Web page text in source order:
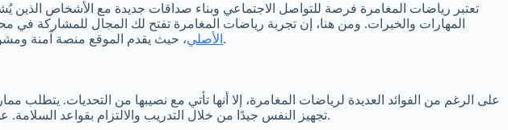
تعتبر رياضات المغامرة فرصة للتواصل الاجتماعي وبناء صداقات جديدة مع الأشخاص الذين
المهارات والخبرات. ومن هنا، إن تجربة رياضات المغامرة تفتح لك المجال للمشاركة في
1xBet الأصلي ، حيث يقدم الموقع منصة آمنة ومشوقة لزيادة شغفك بالتحديات.
على الرغم من الفوائد العديدة لرياضات المغامرة، إلا أنها تأتي مع نصيبها من التحديات.
تجهيز النفس جيدًا من خلال التدريب والالتزام بقواعد السلامة. على المشاركين أن يكونوا مستعدين للتعامل مع ظروف غير متوقعة، مما يتطلب اتخاذ قرارات سريعة تحت الضغط.